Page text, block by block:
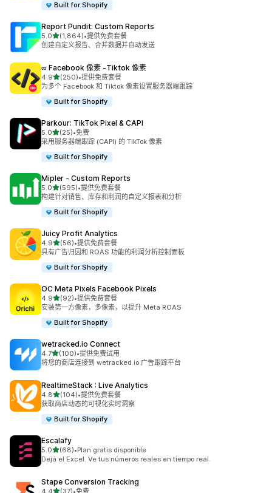
Built for Shopify
Report Pundit: Custom Reports
5.0星（满分 5 星）
(1,864)
总共 1864 条评论
•提供免费套餐
创建自定义报告、合并数据并自动发送
∞ Facebook 像素 ‑Tiktok 像素
4.9星（满分 5 星）
(250)
总共 250 条评论
•提供免费套餐
为多个 Facebook 和 Tiktok 像素设置服务器端跟踪
Built for Shopify
Parkour: TikTok Pixel & CAPI
5.0星（满分 5 星）
(25)
总共 25 条评论
•免费
采用服务器端跟踪 (CAPI) 的 TikTok 像素
Built for Shopify
Mipler ‑ Custom Reports
5.0星（满分 5 星）
(595)
总共 595 条评论
•提供免费套餐
构建针对销售、库存和利润的自定义报表和分析
Built for Shopify
Juicy Profit Analytics
4.9星（满分 5 星）
(56)
总共 56 条评论
•提供免费套餐
具有广告归因和 ROAS 功能的利润分析控制面板
Built for Shopify
OC Meta Pixels Facebook Pixels
4.9星（满分 5 星）
(92)
总共 92 条评论
•提供免费套餐
安装第一方像素，多像素，以提升 Meta ROAS
Built for Shopify
wetracked.io Connect
4.7星（满分 5 星）
(100)
总共 100 条评论
•提供免费试用
将您的商店连接到 wetracked.io 广告跟踪平台
RealtimeStack : Live Analytics
4.8星（满分 5 星）
(104)
总共 104 条评论
•提供免费套餐
获取商店动态的可视化实时洞察
Built for Shopify
Escalafy
5.0星（满分 5 星）
(68)
总共 68 条评论
•Plan gratis disponible
Dejá el Excel. Ve tus números reales en tiempo real.
Stape Conversion Tracking
4.4星（满分 5 星）
(37)•免费